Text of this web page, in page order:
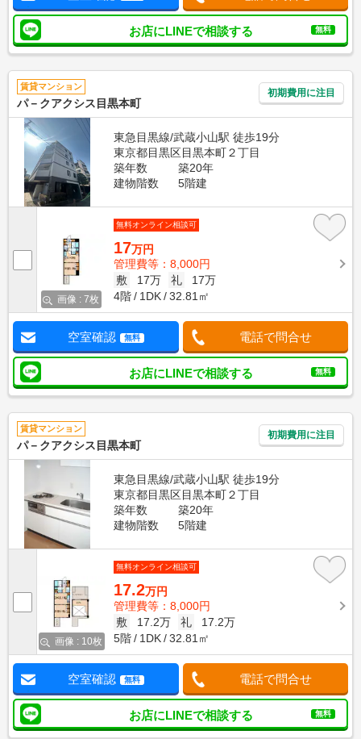
お店にLINEで相談する 無料
賃貸マンション
パ－クアクシス目黒本町
初期費用に注目
東急目黒線/武蔵小山駅 徒歩19分
東京都目黒区目黒本町２丁目
築年数
築20年
建物階数
5階建
画像 : 7枚
無料オンライン相談可
17万円
管理費等：8,000円
敷
17万 礼
17万
4階
1DK 32.81㎡
空室確認 無料 電話で問合せ
お店にLINEで相談する 無料
賃貸マンション
パ－クアクシス目黒本町
初期費用に注目
東急目黒線/武蔵小山駅 徒歩19分
東京都目黒区目黒本町２丁目
築年数
築20年
建物階数
5階建
画像 : 10枚
無料オンライン相談可
17.2万円
管理費等：8,000円
敷
17.2万 礼
17.2万
5階
1DK 32.81㎡
空室確認 無料 電話で問合せ
お店にLINEで相談する 無料